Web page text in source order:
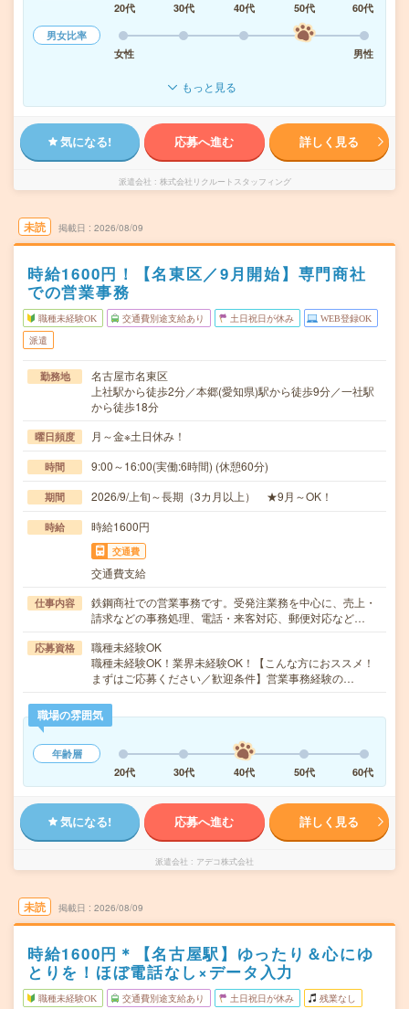
20代
30代 40代 50代
60代
男女比率
女性
男性
もっと見る
気になる! 応募へ進む 詳しく見る
派遣会社 株式会社リクルートスタッフィング
未読 掲載日 2026/08/09
時給1600円！【名東区／9月開始】専門商社
での営業事務
職種未経験OK 交通費別途支給あり 土日祝日が休み WEB登録OK
派遣
勤務地
名古屋市名東区
上社駅から徒歩2分／本郷(愛知県)駅から徒歩9分／一社駅
から徒歩18分
曜日頻度 月～金※土日休み！
時間 9:00～16:00(実働:6時間) (休憩60分)
期間 2026/9/上旬～長期（3カ月以上） ★9月～OK！
時給 時給1600円
交通費
交通費支給
仕事内容
鉄鋼商社での営業事務です。受発注業務を中心に、売上・
請求などの事務処理、電話・来客対応、郵便対応など…
応募資格
職種未経験OK
職種未経験OK！業界未経験OK！【こんな方におススメ！
まずはご応募ください／歓迎条件】営業事務経験の…
職場の雰囲気
年齢層
20代
30代 40代 50代 60代
気になる! 応募へ進む 詳しく見る
派遣会社 アデコ株式会社
未読 掲載日 2026/08/09
時給1600円＊【名古屋駅】ゆったり＆心にゆ
とりを！ほぼ電話なし×データ入力
職種未経験OK 交通費別途支給あり 土日祝日が休み 残業なし